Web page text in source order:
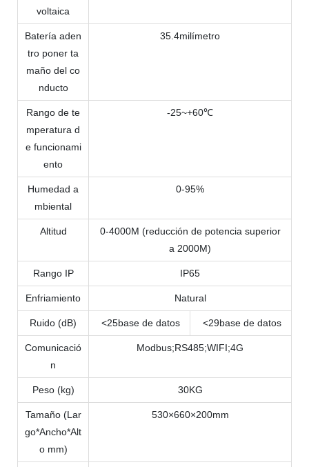
voltaica
Batería aden
tro poner ta
maño del co
nducto
35.4milímetro
Rango de te
mperatura d
e funcionami
ento
-25~+60℃
Humedad a
mbiental
0-95%
Altitud
0-4000M (reducción de potencia superior
a 2000M)
Rango IP IP65
Enfriamiento Natural
Ruido (dB) <25base de datos <29base de datos
Comunicació
n
Modbus;RS485;WIFI;4G
Peso (kg) 30KG
Tamaño (Lar
go*Ancho*Alt
o mm)
530×660×200mm